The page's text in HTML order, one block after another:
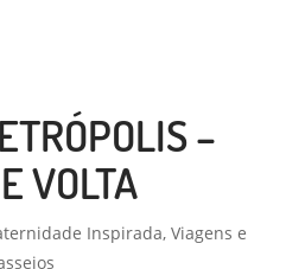
–
VOLTA
Inspirada, Viagens e